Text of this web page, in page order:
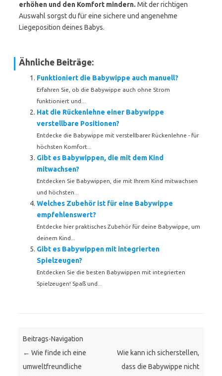
erhöhen und den Komfort mindern. Mit der richtigen
Auswahl sorgst du für eine sichere und angenehme
Liegeposition deines Babys.
Ähnliche Beiträge:
Funktioniert die Babywippe auch manuell?
Erfahren Sie, ob die Babywippe auch ohne Strom
funktioniert und...
Hat die Rückenlehne einer Babywippe
verstellbare Positionen?
Entdecke die Babywippe mit verstellbarer Rückenlehne - für
höchsten Komfort...
Gibt es Babywippen, die mit dem Kind
mitwachsen?
Entdecken Sie Babywippen, die mit Ihrem Kind mitwachsen
und höchsten...
Welches Zubehör ist für eine Babywippe
empfehlenswert?
Entdecke hier praktisches Zubehör für deine Babywippe, um
deinem Kind...
Gibt es Babywippen mit integrierten
Spielzeugen?
Entdecken Sie die besten Babywippen mit integrierten
Spielzeugen! Spaß und...
Beitrags-Navigation
← Wie finde ich eine
umweltfreundliche
Wie kann ich sicherstellen,
dass die Babywippe nicht